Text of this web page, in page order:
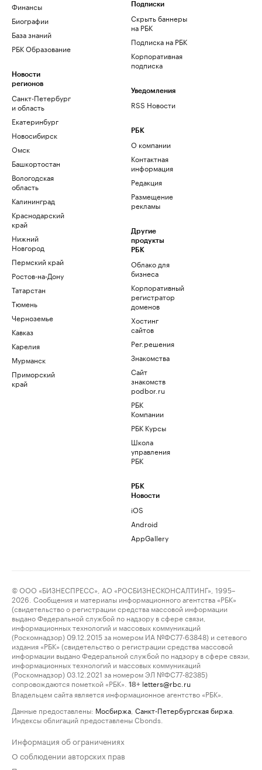
Финансы
Биографии
База знаний
РБК Образование
Новости
регионов
Санкт-Петербург
и область
Екатеринбург
Новосибирск
Омск
Башкортостан
Вологодская
область
Калининград
Краснодарский
край
Нижний
Новгород
Пермский край
Ростов-на-Дону
Татарстан
Тюмень
Черноземье
Кавказ
Карелия
Мурманск
Приморский
край
Подписки
Скрыть баннеры
на РБК
Подписка на РБК
Корпоративная
подписка
Уведомления
RSS Новости
РБК
О компании
Контактная
информация
Редакция
Размещение
рекламы
Другие
продукты
РБК
Облако для
бизнеса
Корпоративный
регистратор
доменов
Хостинг
сайтов
Рег.решения
Знакомства
Сайт
знакомств
podbor.ru
РБК
Компании
РБК Курсы
Школа
управления
РБК
РБК
Новости
iOS
Android
AppGallery
© ООО «БИЗНЕСПРЕСС», АО «РОСБИЗНЕСКОНСАЛТИНГ», 1995–
2026. Сообщения и материалы информационного агентства «РБК»
(свидетельство о регистрации средства массовой информации
выдано Федеральной службой по надзору в сфере связи,
информационных технологий и массовых коммуникаций
(Роскомнадзор) 09.12.2015 за номером ИА №ФС77-63848) и сетевого
издания «РБК» (свидетельство о регистрации средства массовой
информации выдано Федеральной службой по надзору в сфере связи,
информационных технологий и массовых коммуникаций
(Роскомнадзор) 03.12.2021 за номером ЭЛ №ФС77-82385)
сопровождаются пометкой «РБК».
18+ letters@rbc.ru
Владельцем сайта является информационное агентство «РБК».
Данные предоставлены: Мосбиржа Санкт-Петербургская биржа
Индексы облигаций предоставлены Cbonds.
Информация об ограничениях
О соблюдении авторских прав